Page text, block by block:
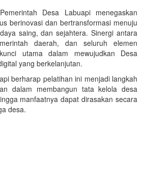
Desa Labuapi menegaskan
berinovasi dan bertransformasi menuju
saing, dan sejahtera. Sinergi antara
daerah, dan seluruh elemen
utama dalam mewujudkan Desa
yang berkelanjutan.
berharap pelatihan ini menjadi langkah
dalam membangun tata kelola desa
manfaatnya dapat dirasakan secara
desa.